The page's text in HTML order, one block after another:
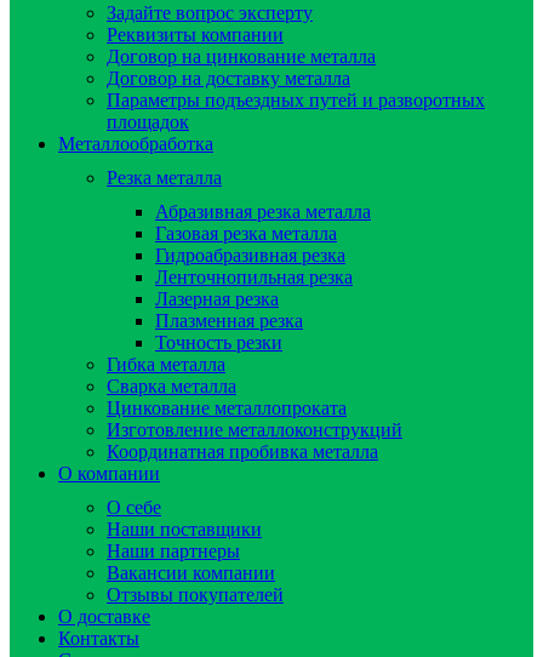
Задайте вопрос эксперту
Реквизиты компании
Договор на цинкование металла
Договор на доставку металла
Параметры подъездных путей и разворотных
площадок
Металлообработка
Резка металла
Абразивная резка металла
Газовая резка металла
Гидроaбразивная резка
Ленточнопильная резка
Лазерная резка
Плазменная резка
Точность резки
Гибка металла
Сварка металла
Цинкование металлопроката
Изготовление металлоконструкций
Координатная пробивка металла
О компании
О себе
Наши поставщики
Наши партнеры
Вакансии компании
Отзывы покупателей
О доставке
Контакты